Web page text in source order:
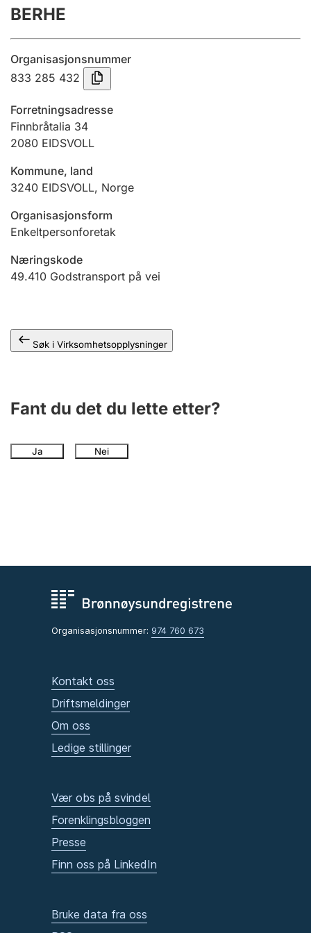
Innsending og forsinkelsesgebyr
Jeger
Ektepaktveileder
Offentlig sektor
BERHE
Organisasjonsnummer
833 285 432
Forretningsadresse
Finnbråtalia 34
2080 EIDSVOLL
Kommune, land
3240 EIDSVOLL, Norge
Organisasjonsform
Enkeltpersonforetak
Næringskode
49.410 Godstransport på vei
Søk i Virksomhetsopplysninger
Fant du det du lette etter?
Ja Nei
Organisasjonsnummer: 974 760 673
Kontakt oss
Driftsmeldinger
Om oss
Ledige stillinger
Vær obs på svindel
Forenklingsbloggen
Presse
Finn oss på LinkedIn
Bruke data fra oss